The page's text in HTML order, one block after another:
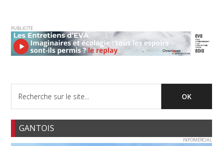
PUBLICITE
GANTOIS
INFOMERCIAL